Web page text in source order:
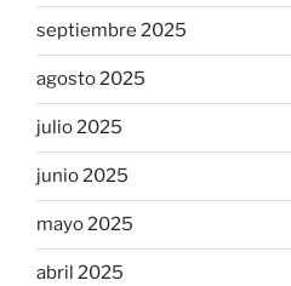
septiembre 2025
agosto 2025
julio 2025
junio 2025
mayo 2025
abril 2025